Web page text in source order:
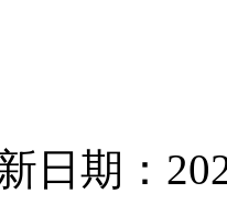
日期：